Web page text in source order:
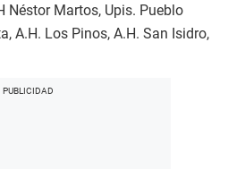
Néstor Martos, Upis. Pueblo
A.H. Los Pinos, A.H. San Isidro,